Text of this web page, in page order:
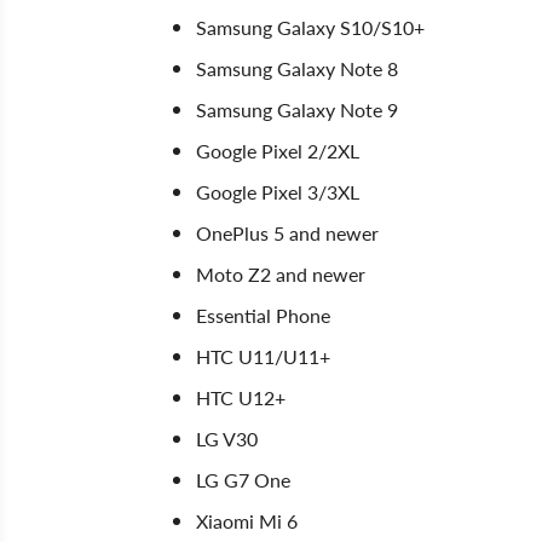
Samsung Galaxy S10/S10+
Samsung Galaxy Note 8
Samsung Galaxy Note 9
Google Pixel 2/2XL
Google Pixel 3/3XL
OnePlus 5 and newer
Moto Z2 and newer
Essential Phone
HTC U11/U11+
HTC U12+
LG V30
LG G7 One
Xiaomi Mi 6